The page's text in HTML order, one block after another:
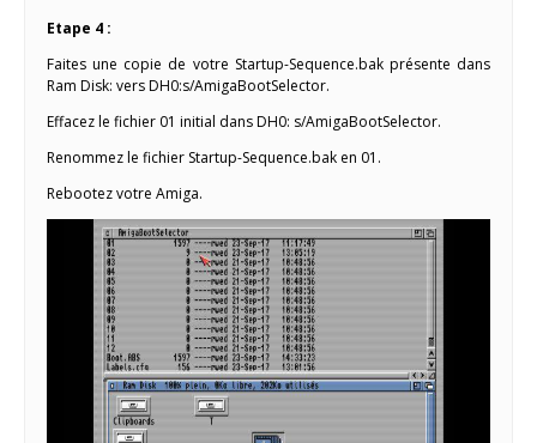
Etape 4 :
Faites une copie de votre Startup-Sequence.bak présente dans
Ram Disk: vers DH0:s/AmigaBootSelector.
Effacez le fichier 01 initial dans DH0: s/AmigaBootSelector.
Renommez le fichier Startup-Sequence.bak en 01.
Rebootez votre Amiga.